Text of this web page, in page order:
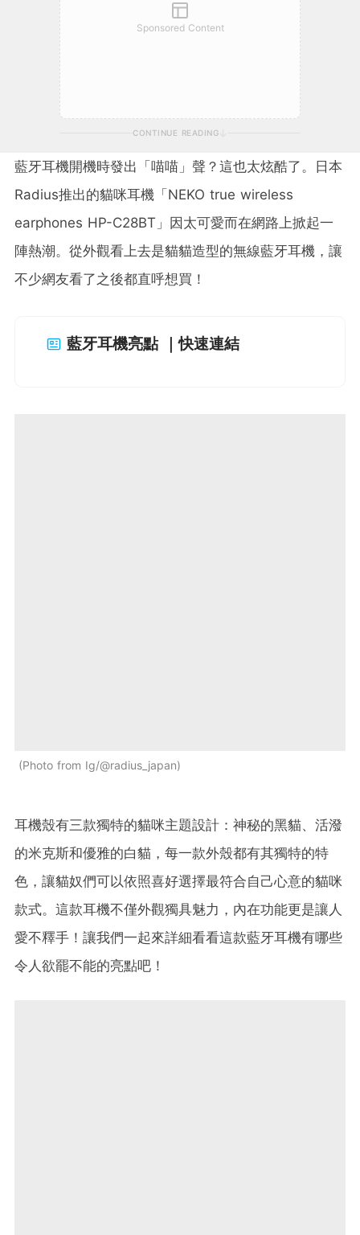
Sponsored Content
CONTINUE READING
藍牙耳機開機時發出「喵喵」聲？這也太炫酷了。日本
Radius推出的貓咪耳機「NEKO true wireless
earphones HP-C28BT」因太可愛而在網路上掀起一
陣熱潮。從外觀看上去是貓貓造型的無線藍牙耳機，讓
不少網友看了之後都直呼想買！
藍牙耳機亮點 ｜快速連結
Photo from Ig/@radius_japan
耳機殼有三款獨特的貓咪主題設計：神秘的黑貓、活潑
的米克斯和優雅的白貓，每一款外殼都有其獨特的特
色，讓貓奴們可以依照喜好選擇最符合自己心意的貓咪
款式。這款耳機不僅外觀獨具魅力，內在功能更是讓人
愛不釋手！讓我們一起來詳細看看這款藍牙耳機有哪些
令人欲罷不能的亮點吧！